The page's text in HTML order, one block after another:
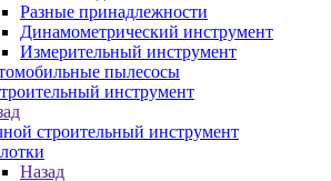
Разные принадлежности
Динамометрический инструмент
Измерительный инструмент
пылесосы
инструмент
строительный инструмент
Назад